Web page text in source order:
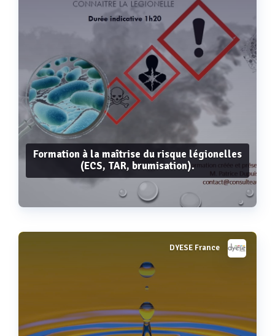
Formation à la maîtrise du risque légionelles
(ECS, TAR, brumisation).
DYESE France